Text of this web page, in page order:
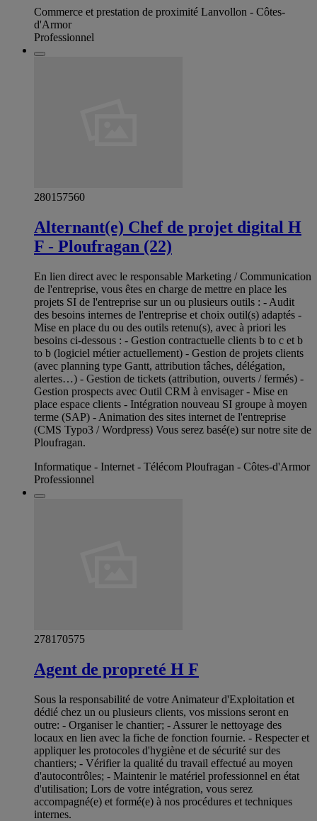
Commerce et prestation de proximité Lanvollon - Côtes-
d'Armor
Professionnel
280157560
Alternant(e) Chef de projet digital H
F - Ploufragan (22)
En lien direct avec le responsable Marketing / Communication
de l'entreprise, vous êtes en charge de mettre en place les
projets SI de l'entreprise sur un ou plusieurs outils : - Audit
des besoins internes de l'entreprise et choix outil(s) adaptés -
Mise en place du ou des outils retenu(s), avec à priori les
besoins ci-dessous : - Gestion contractuelle clients b to c et b
to b (logiciel métier actuellement) - Gestion de projets clients
(avec planning type Gantt, attribution tâches, délégation,
alertes…) - Gestion de tickets (attribution, ouverts / fermés) -
Gestion prospects avec Outil CRM à envisager - Mise en
place espace clients - Intégration nouveau SI groupe à moyen
terme (SAP) - Animation des sites internet de l'entreprise
(CMS Typo3 / Wordpress) Vous serez basé(e) sur notre site de
Ploufragan.
Informatique - Internet - Télécom Ploufragan - Côtes-d'Armor
Professionnel
278170575
Agent de propreté H F
Sous la responsabilité de votre Animateur d'Exploitation et
dédié chez un ou plusieurs clients, vos missions seront en
outre: - Organiser le chantier; - Assurer le nettoyage des
locaux en lien avec la fiche de fonction fournie. - Respecter et
appliquer les protocoles d'hygiène et de sécurité sur des
chantiers; - Vérifier la qualité du travail effectué au moyen
d'autocontrôles; - Maintenir le matériel professionnel en état
d'utilisation; Lors de votre intégration, vous serez
accompagné(e) et formé(e) à nos procédures et techniques
internes.